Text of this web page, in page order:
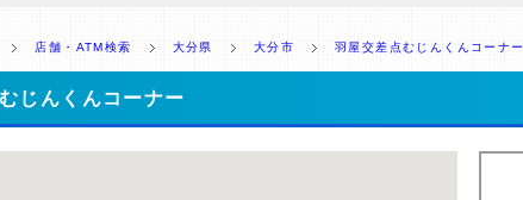
き、公平性を担保した情報提供を行っています。
店舗・ATM検索 大分県 大分市 羽屋交差点むじんくんコーナー
じんくんコーナー